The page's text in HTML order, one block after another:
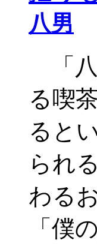
八男
「八
る喫
ると
られ
わる
「僕